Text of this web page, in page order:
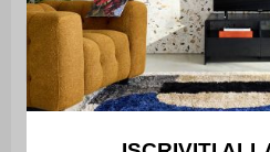
Tipo di letto
Spessore del